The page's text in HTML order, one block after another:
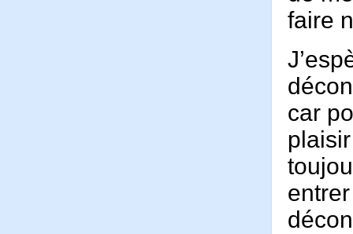
faire
car